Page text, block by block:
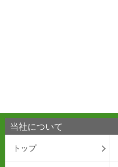
当社について
トップ